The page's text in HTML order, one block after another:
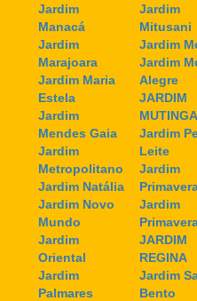
Jardim
Manacá
Jardim
Marajoara
Jardim Maria
Estela
Jardim
Mendes Gaia
Jardim
Metropolitano
Jardim Natália
Jardim Novo
Mundo
Jardim
Oriental
Jardim
Palmares
Jardim
Mitusani
Jardim
Jardim
Alegre
JARDIM
MUTINGA
Jardim
Leite
Jardim
Jardim
JARDIM
REGINA
Jardim
Bento